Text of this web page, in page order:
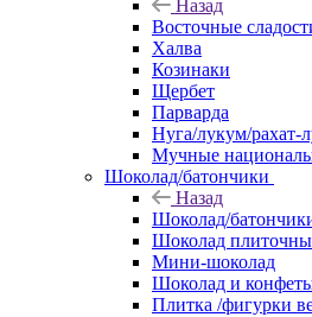
Назад
Восточные
Халва
Козинаки
Щербет
Парварда
Нуга/лукум/рахат-
Мучные
Шоколад/батончики
Назад
Шоколад/
Шоколад
Мини-шоколад
Шоколад и
Плитка /фигурки